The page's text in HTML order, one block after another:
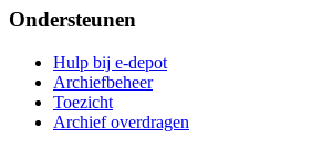
Ondersteunen
Hulp bij e-depot
Archiefbeheer
Toezicht
Archief overdragen